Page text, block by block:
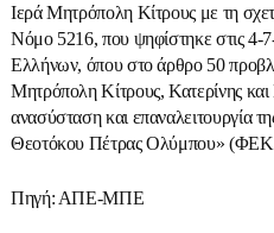
Ιερά Μητρόπολη Κίτρους με τη
Νόμο 5216, που ψηφίστηκε στις 4-
Ελλήνων, όπου στο άρθρο 50
Μητρόπολη Κίτρους, Κατερίνης
ανασύσταση και επαναλειτουργία
Θεοτόκου Πέτρας Ολύμπου» (ΦΕΚ
Πηγή: ΑΠΕ-ΜΠΕ